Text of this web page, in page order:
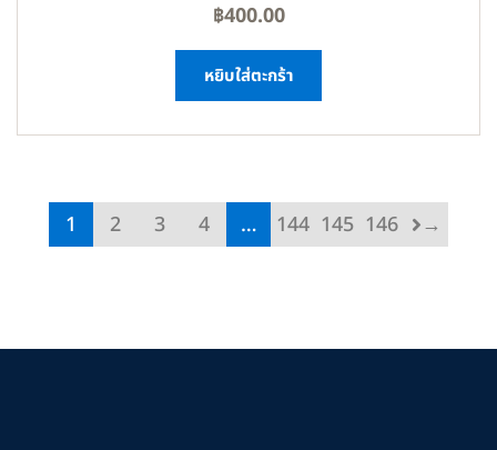
฿400.00
หยิบใส่ตะกร้า
1 2 3 4 … 144 145 146 →